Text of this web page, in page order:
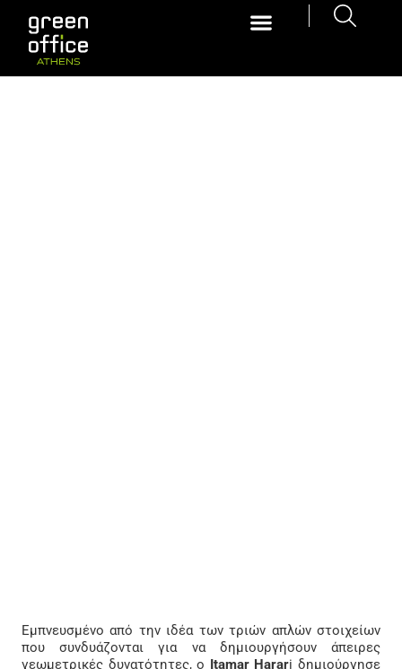
Εμπνευσμένο από την ιδέα των τριών απλών στοιχείων
που συνδυάζονται για να δημιουργήσουν άπειρες
γεωμετρικές δυνατότητες, ο Itamar Harari δημιούργησε